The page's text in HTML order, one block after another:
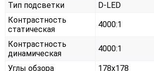
Тип подсветки
D-LED
Контрастность
статическая
4000:1
Контрастность
динамическая
4000:1
Углы обзора
178x178